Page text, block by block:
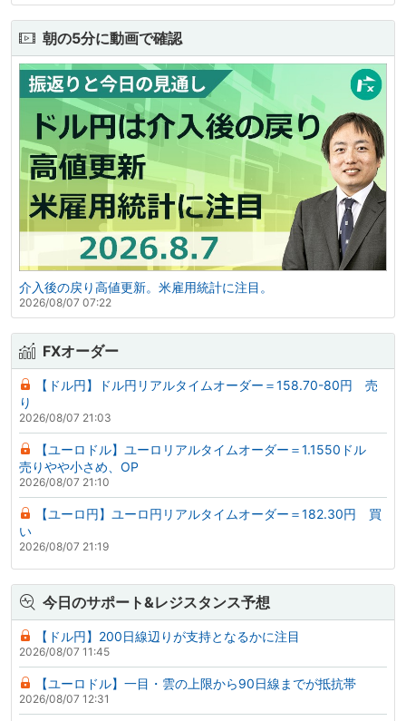
朝の5分に動画で確認
介入後の戻り高値更新。米雇用統計に注目。
2026/08/07 07:22
FXオーダー
【ドル円】ドル円リアルタイムオーダー＝158.70-80円 売
り
2026/08/07 21:03
【ユーロドル】ユーロリアルタイムオーダー＝1.1550ドル
売りやや小さめ、OP
2026/08/07 21:10
【ユーロ円】ユーロ円リアルタイムオーダー＝182.30円 買
い
2026/08/07 21:19
今日のサポート&レジスタンス予想
【ドル円】200日線辺りが支持となるかに注目
2026/08/07 11:45
【ユーロドル】一目・雲の上限から90日線までが抵抗帯
2026/08/07 12:31